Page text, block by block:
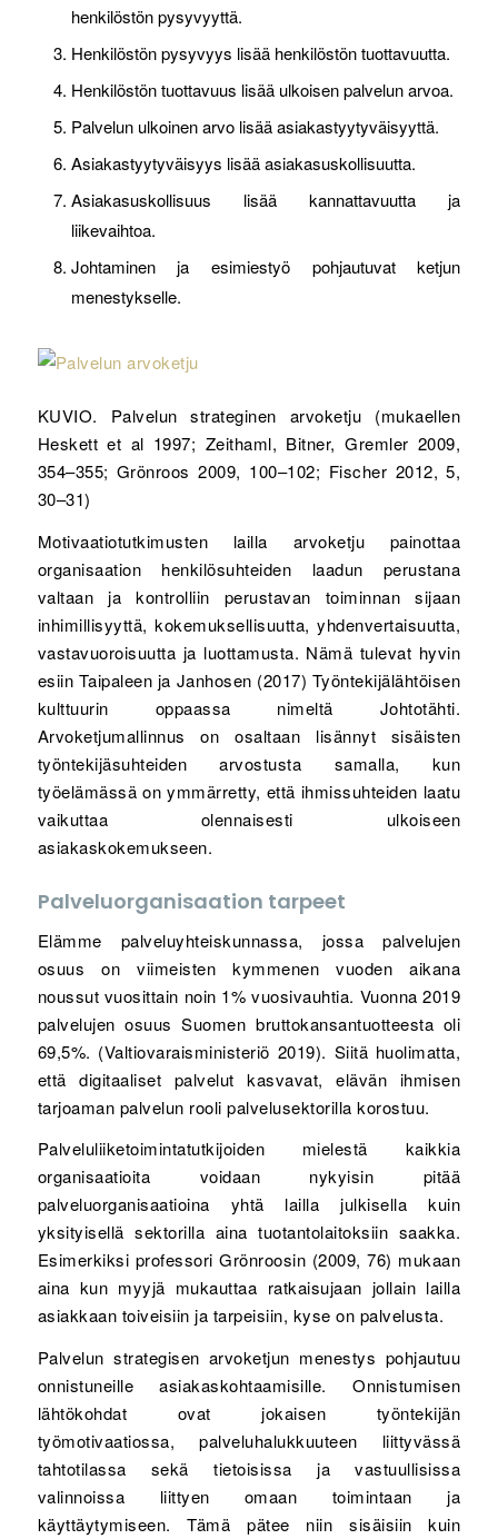
henkilöstön pysyvyyttä.
Henkilöstön pysyvyys lisää henkilöstön tuottavuutta.
Henkilöstön tuottavuus lisää ulkoisen palvelun arvoa.
Palvelun ulkoinen arvo lisää asiakastyytyväisyyttä.
Asiakastyytyväisyys lisää asiakasuskollisuutta.
Asiakasuskollisuus lisää kannattavuutta ja
liikevaihtoa.
Johtaminen ja esimiestyö pohjautuvat ketjun
menestykselle.
KUVIO. Palvelun strateginen arvoketju (mukaellen
Heskett et al 1997; Zeithaml, Bitner, Gremler 2009,
354–355; Grönroos 2009, 100–102; Fischer 2012, 5,
30–31)
Motivaatiotutkimusten lailla arvoketju painottaa
organisaation henkilösuhteiden laadun perustana
valtaan ja kontrolliin perustavan toiminnan sijaan
inhimillisyyttä, kokemuksellisuutta, yhdenvertaisuutta,
vastavuoroisuutta ja luottamusta. Nämä tulevat hyvin
esiin Taipaleen ja Janhosen (2017) Työntekijälähtöisen
kulttuurin oppaassa nimeltä Johtotähti.
Arvoketjumallinnus on osaltaan lisännyt sisäisten
työntekijäsuhteiden arvostusta samalla, kun
työelämässä on ymmärretty, että ihmissuhteiden laatu
vaikuttaa olennaisesti ulkoiseen
asiakaskokemukseen.
Palveluorganisaation tarpeet
Elämme palveluyhteiskunnassa, jossa palvelujen
osuus on viimeisten kymmenen vuoden aikana
noussut vuosittain noin 1% vuosivauhtia. Vuonna 2019
palvelujen osuus Suomen bruttokansantuotteesta oli
69,5%. (Valtiovaraisministeriö 2019). Siitä huolimatta,
että digitaaliset palvelut kasvavat, elävän ihmisen
tarjoaman palvelun rooli palvelusektorilla korostuu.
Palveluliiketoimintatutkijoiden mielestä kaikkia
organisaatioita voidaan nykyisin pitää
palveluorganisaatioina yhtä lailla julkisella kuin
yksityisellä sektorilla aina tuotantolaitoksiin saakka.
Esimerkiksi professori Grönroosin (2009, 76) mukaan
aina kun myyjä mukauttaa ratkaisujaan jollain lailla
asiakkaan toiveisiin ja tarpeisiin, kyse on palvelusta.
Palvelun strategisen arvoketjun menestys pohjautuu
onnistuneille asiakaskohtaamisille. Onnistumisen
lähtökohdat ovat jokaisen työntekijän
työmotivaatiossa, palveluhalukkuuteen liittyvässä
tahtotilassa sekä tietoisissa ja vastuullisissa
valinnoissa liittyen omaan toimintaan ja
käyttäytymiseen. Tämä pätee niin sisäisiin kuin